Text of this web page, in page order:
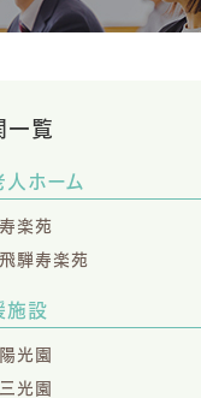
一覧
ホーム
楽苑
騨寿楽苑
施設
光園
光園